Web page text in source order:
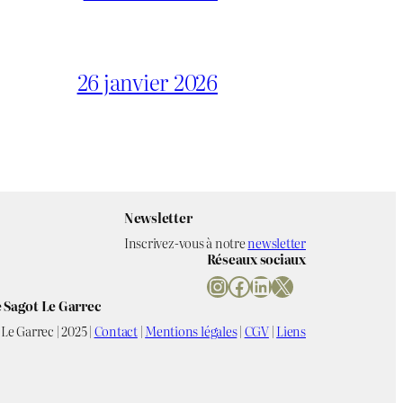
26 janvier 2026
Newsletter
Inscrivez-vous à notrenewsletter
Réseaux sociaux
InstagramFacebook LinkedIn X
Le Garrec
Garrec | 2025 |Contact|Mentions légales|CGV|Liens